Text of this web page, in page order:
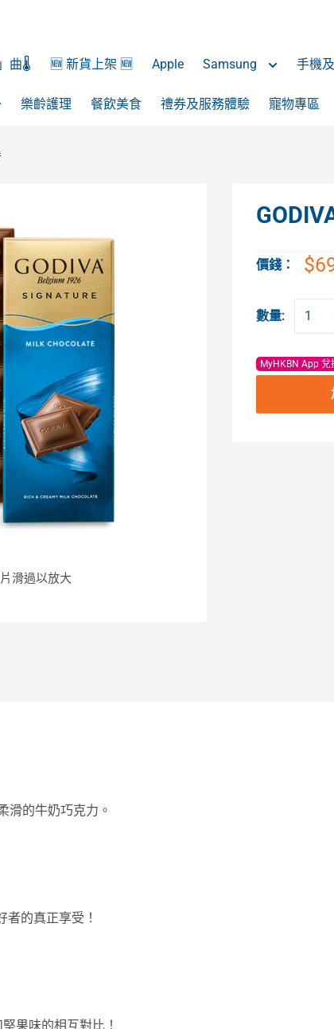
曲🌡️ 🆕 新貨上架 🆕 Apple Samsung 手機
樂齡護理 餐飲美食 禮券及服務體驗 寵物專區
滑過以放大
價錢：
數量:
MyHKBN App 兌
滑的牛奶巧克力。
者的真正享受！
果味的相互對比！